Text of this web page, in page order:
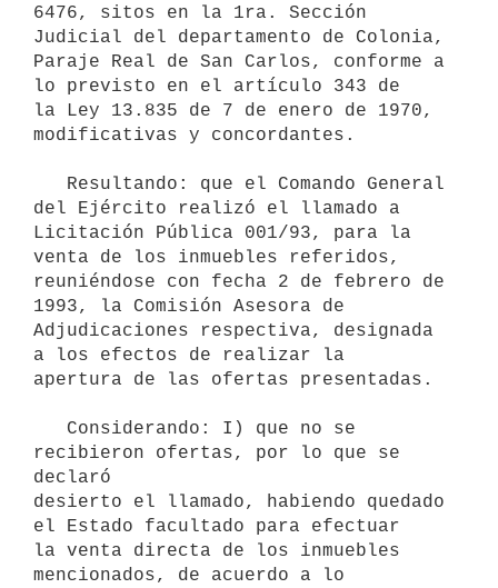
6476, sitos en la 1ra. Sección
Judicial del departamento de Colonia,
Paraje Real de San Carlos, conforme a
lo previsto en el artículo 343 de
la Ley 13.835 de 7 de enero de 1970,
modificativas y concordantes.
del Ejército realizó el llamado a
Licitación Pública 001/93, para la
venta de los inmuebles referidos,
reuniéndose con fecha 2 de febrero de
1993, la Comisión Asesora de
Adjudicaciones respectiva, designada
a los efectos de realizar la
apertura de las ofertas presentadas.
recibieron ofertas, por lo que se
declaró
desierto el llamado, habiendo quedado
el Estado facultado para efectuar
la venta directa de los inmuebles
mencionados, de acuerdo a lo